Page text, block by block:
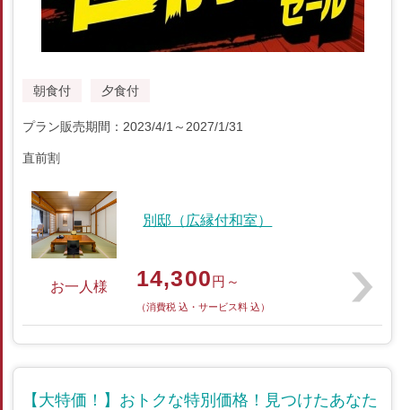
朝食付 夕食付
プラン販売期間：2023/4/1～2027/1/31
直前割
別邸（広縁付和室）
お一人様 14,300円～
（消費税 込・サービス料 込）
【大特価！】おトクな特別価格！見つけたあなた